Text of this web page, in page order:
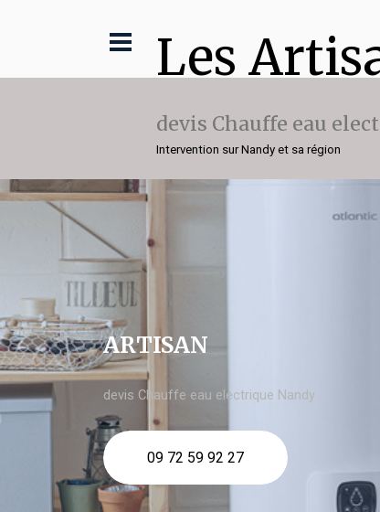
Les
devis Chauffe eau
Intervention sur Nandy et sa région
ARTISAN
devis Chauffe eau electrique Nandy
09 72 59 92 27